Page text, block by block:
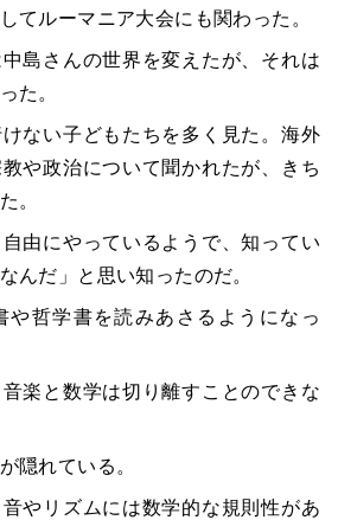
てルーマニア大会にも関わった。
島さんの世界を変えたが、それは
た。
ない子どもたちを多く見た。海外
や政治について聞かれたが、きち
。
自由にやっているようで、知ってい
んだ」と思い知ったのだ。
や哲学書を読みあさるようになっ
楽と数学は切り離すことのできな
隠れている。
やリズムには数学的な規則性があ